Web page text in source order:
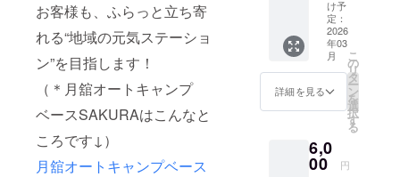
お客様も、ふらっと立ち寄
れる“地域の元気ステーショ
ン”を目指します！
（＊月舘オートキャンプ
ベースSAKURAはこんなと
ころです↓）
月舘オートキャンプベース
県外のお客
様が集まる
場所にな
活気が出て
その敷地内
は“ぶた
の休
日”でご
はん食
べて、
車に
戻って
軽な
キャン
＋メッ
セージ
付き）
あなた
の応援
の言葉
を、店
内に刻
す！
「ぶた
の休日
け予
定：
2026
年03
月
詳細を見る
こ
の
リ
タ
ー
ン
を
選
択
す
る
6,0
00 円